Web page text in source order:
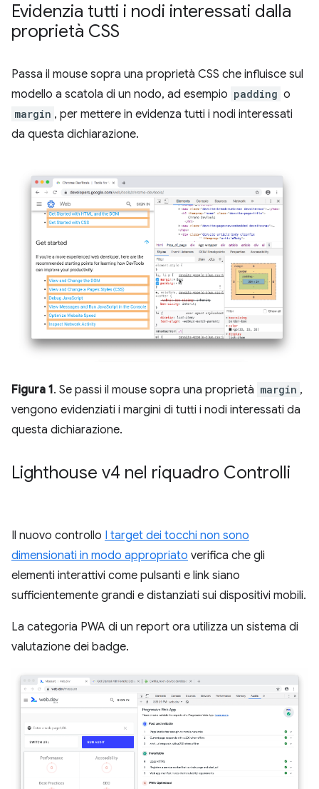
Evidenzia tutti i nodi interessati dalla
proprietà CSS
Passa il mouse sopra una proprietà CSS che influisce sul
modello a scatola di un nodo, ad esempio padding o
margin , per mettere in evidenza tutti i nodi interessati
da questa dichiarazione.
Figura 1. Se passi il mouse sopra una proprietà margin ,
vengono evidenziati i margini di tutti i nodi interessati da
questa dichiarazione.
Lighthouse v4 nel riquadro Controlli
Il nuovo controllo I target dei tocchi non sono
dimensionati in modo appropriato verifica che gli
elementi interattivi come pulsanti e link siano
sufficientemente grandi e distanziati sui dispositivi mobili.
La categoria PWA di un report ora utilizza un sistema di
valutazione dei badge.